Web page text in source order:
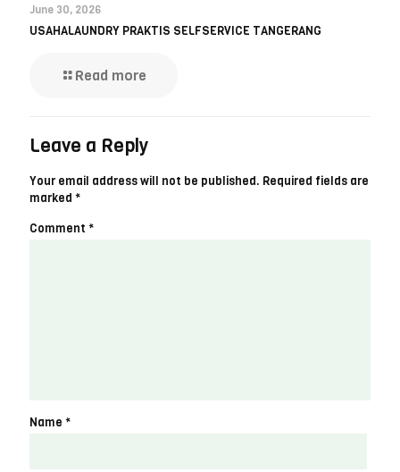
June 30, 2026
USAHALAUNDRY PRAKTIS SELFSERVICE TANGERANG
Read more
Leave a Reply
Your email address will not be published. Required fields are
marked *
Comment *
Name *